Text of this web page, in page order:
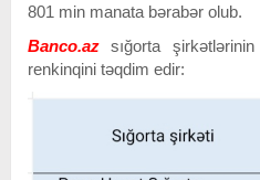
801 min manata bərabər olub.
Banco.az sığorta şirkətlərinin
renkinqini təqdim edir: